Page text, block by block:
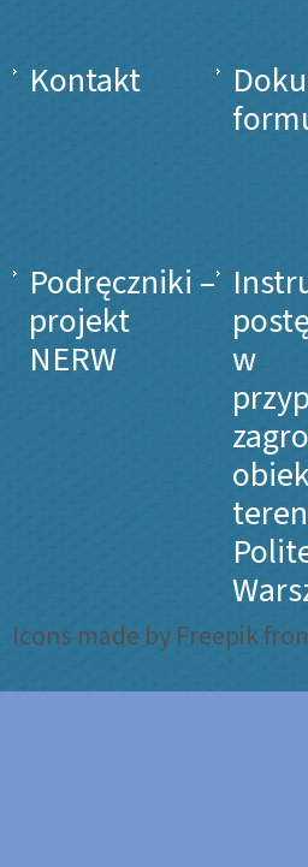
Kontakt
Podręczniki –
projekt
NERW
w
Icons made by Freepik